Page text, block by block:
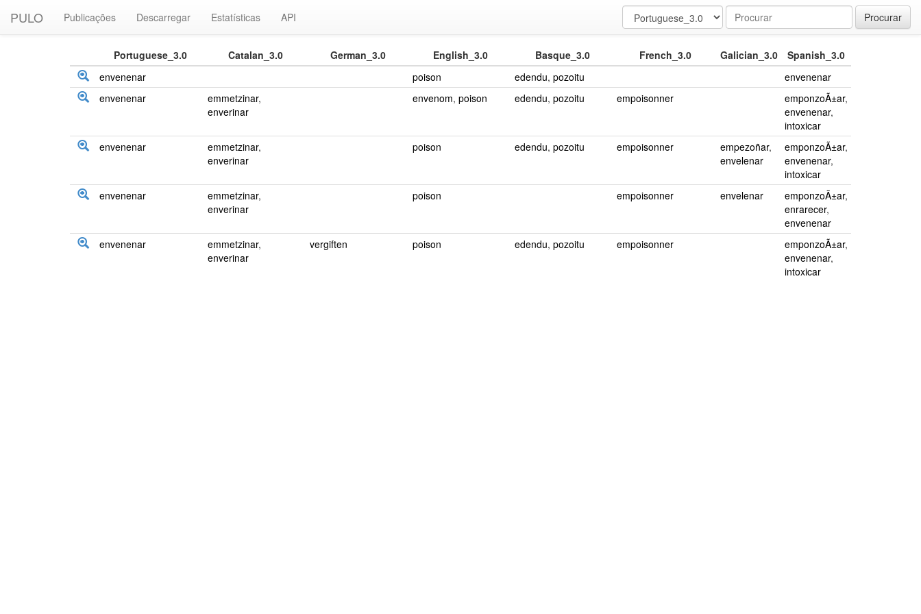
PULO Publicações Descarregar Estatísticas API Procurar
Portuguese_3.0 Catalan_3.0 German_3.0 English_3.0 Basque_3.0 French_3.0 Galician_3.0
Spanish_3.0
envenenar
poison edendu, pozoitu
envenenar
envenenar
emmetzinar,
enverinar
envenom, poison edendu, pozoitu empoisonner emponzoÃ±ar,
envenenar,
intoxicar
envenenar
emmetzinar,
enverinar
poison edendu, pozoitu empoisonner empezoñar,
envelenar
emponzoÃ±ar,
envenenar,
intoxicar
envenenar
emmetzinar,
enverinar
poison empoisonner envelenar emponzoÃ±ar,
enrarecer,
envenenar
envenenar
emmetzinar,
enverinar
vergiften poison edendu, pozoitu empoisonner emponzoÃ±ar,
envenenar,
intoxicar